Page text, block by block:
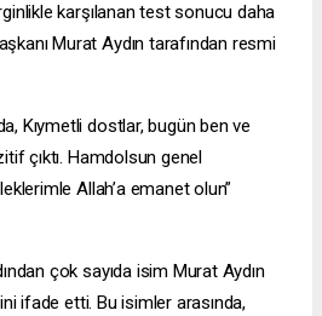
karşılanan test sonucu daha
Murat Aydın tarafından resmi
Kıymetli dostlar, bugün ben ve
çıktı. Hamdolsun genel
Allah’a emanet olun”
çok sayıda isim Murat Aydın
ifade etti. Bu isimler arasında,